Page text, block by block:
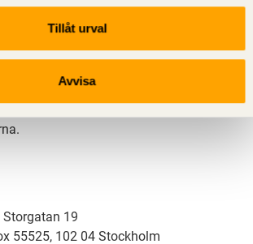
Tillåt urval
Avvisa
svensk sågverksindustri
trä- och förpackningsindustri samt
Storgatan 19
55525, 102 04 Stockholm